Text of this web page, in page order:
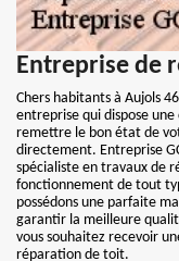
Entreprise de
Chers habitants à Aujols
entreprise qui dispose
remettre le bon état de
directement. Entreprise
spécialiste en travaux de
fonctionnement de tout
possédons une parfaite
garantir la meilleure
vous souhaitez recevoir
réparation de toit.